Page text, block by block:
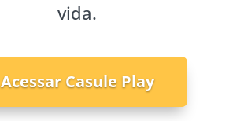
vida.
Acessar Casule Play